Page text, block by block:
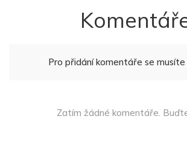
Pro přidání komentáře se musíte
Zatím žádné komentáře.